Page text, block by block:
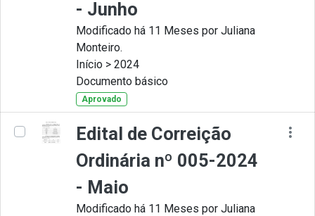
- Junho
Modificado há 11 Meses por Juliana
Monteiro.
Início > 2024
Documento básico
Aprovado
Edital de Correição
Ordinária nº 005-2024
- Maio
Modificado há 11 Meses por Juliana